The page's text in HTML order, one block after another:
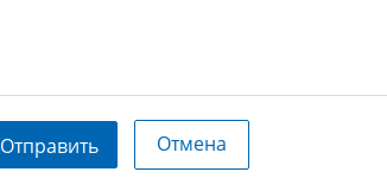
Отправить Отмена